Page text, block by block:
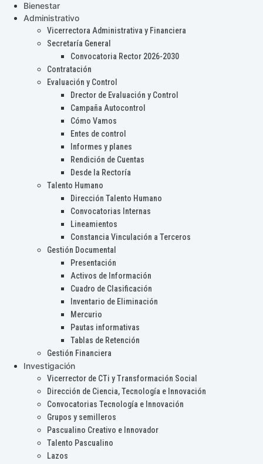
Bienestar
Administrativo
Vicerrectora Administrativa y Financiera
Secretaría General
Convocatoria Rector 2026-2030
Contratación
Evaluación y Control
Drector de Evaluación y Control
Campaña Autocontrol
Cómo Vamos
Entes de control
Informes y planes
Rendición de Cuentas
Desde la Rectoría
Talento Humano
Dirección Talento Humano
Convocatorias Internas
Lineamientos
Constancia Vinculación a Terceros
Gestión Documental
Presentación
Activos de Información
Cuadro de Clasificación
Inventario de Eliminación
Mercurio
Pautas informativas
Tablas de Retención
Gestión Financiera
Investigación
Vicerrector de CTi y Transformación Social
Dirección de Ciencia, Tecnología e Innovación
Convocatorias Tecnología e Innovación
Grupos y semilleros
Pascualino Creativo e Innovador
Talento Pascualino
Lazos